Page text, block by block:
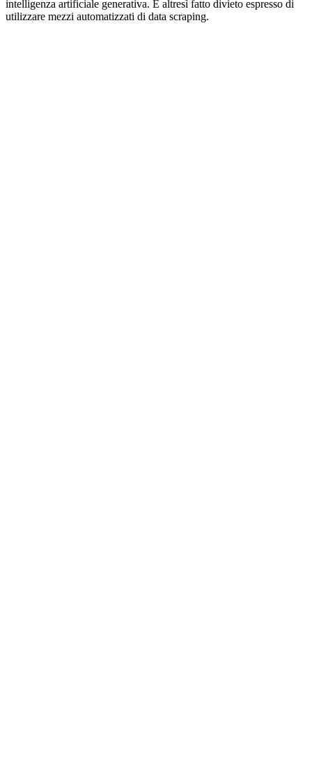
intelligenza artificiale generativa. È altresì fatto divieto espresso di
utilizzare mezzi automatizzati di data scraping.